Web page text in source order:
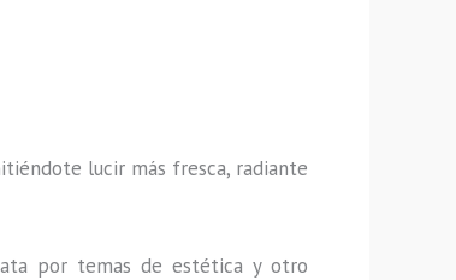
lucir más fresca, radiante
por temas de estética y otro